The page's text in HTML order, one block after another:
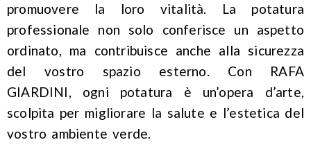
promuovere la loro vitalità. La potatura
professionale non solo conferisce un aspetto
ordinato, ma contribuisce anche alla sicurezza
del vostro spazio esterno. Con RAFA
GIARDINI, ogni potatura è un’opera d’arte,
scolpita per migliorare la salute e l’estetica del
vostro ambiente verde.